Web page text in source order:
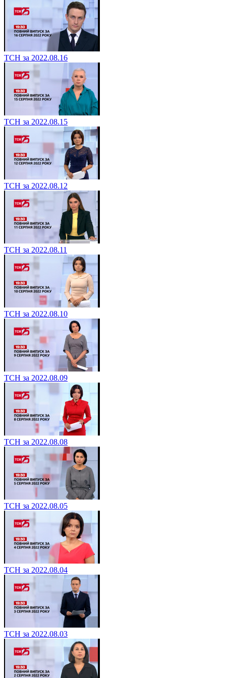
ТСН за 2022.08.16
ТСН за 2022.08.15
ТСН за 2022.08.12
ТСН за 2022.08.11
ТСН за 2022.08.10
ТСН за 2022.08.09
ТСН за 2022.08.08
ТСН за 2022.08.05
ТСН за 2022.08.04
ТСН за 2022.08.03